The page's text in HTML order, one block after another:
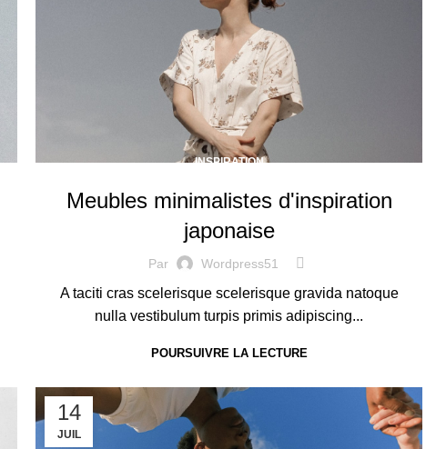
INSPIRATION
Meubles minimalistes d'inspiration
japonaise
Par Wordpress51
A taciti cras scelerisque scelerisque gravida natoque
nulla vestibulum turpis primis adipiscing...
POURSUIVRE LA LECTURE
14
JUIL